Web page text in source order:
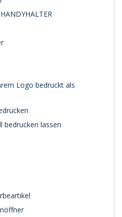
Logo bedruckt als
bedrucken lassen